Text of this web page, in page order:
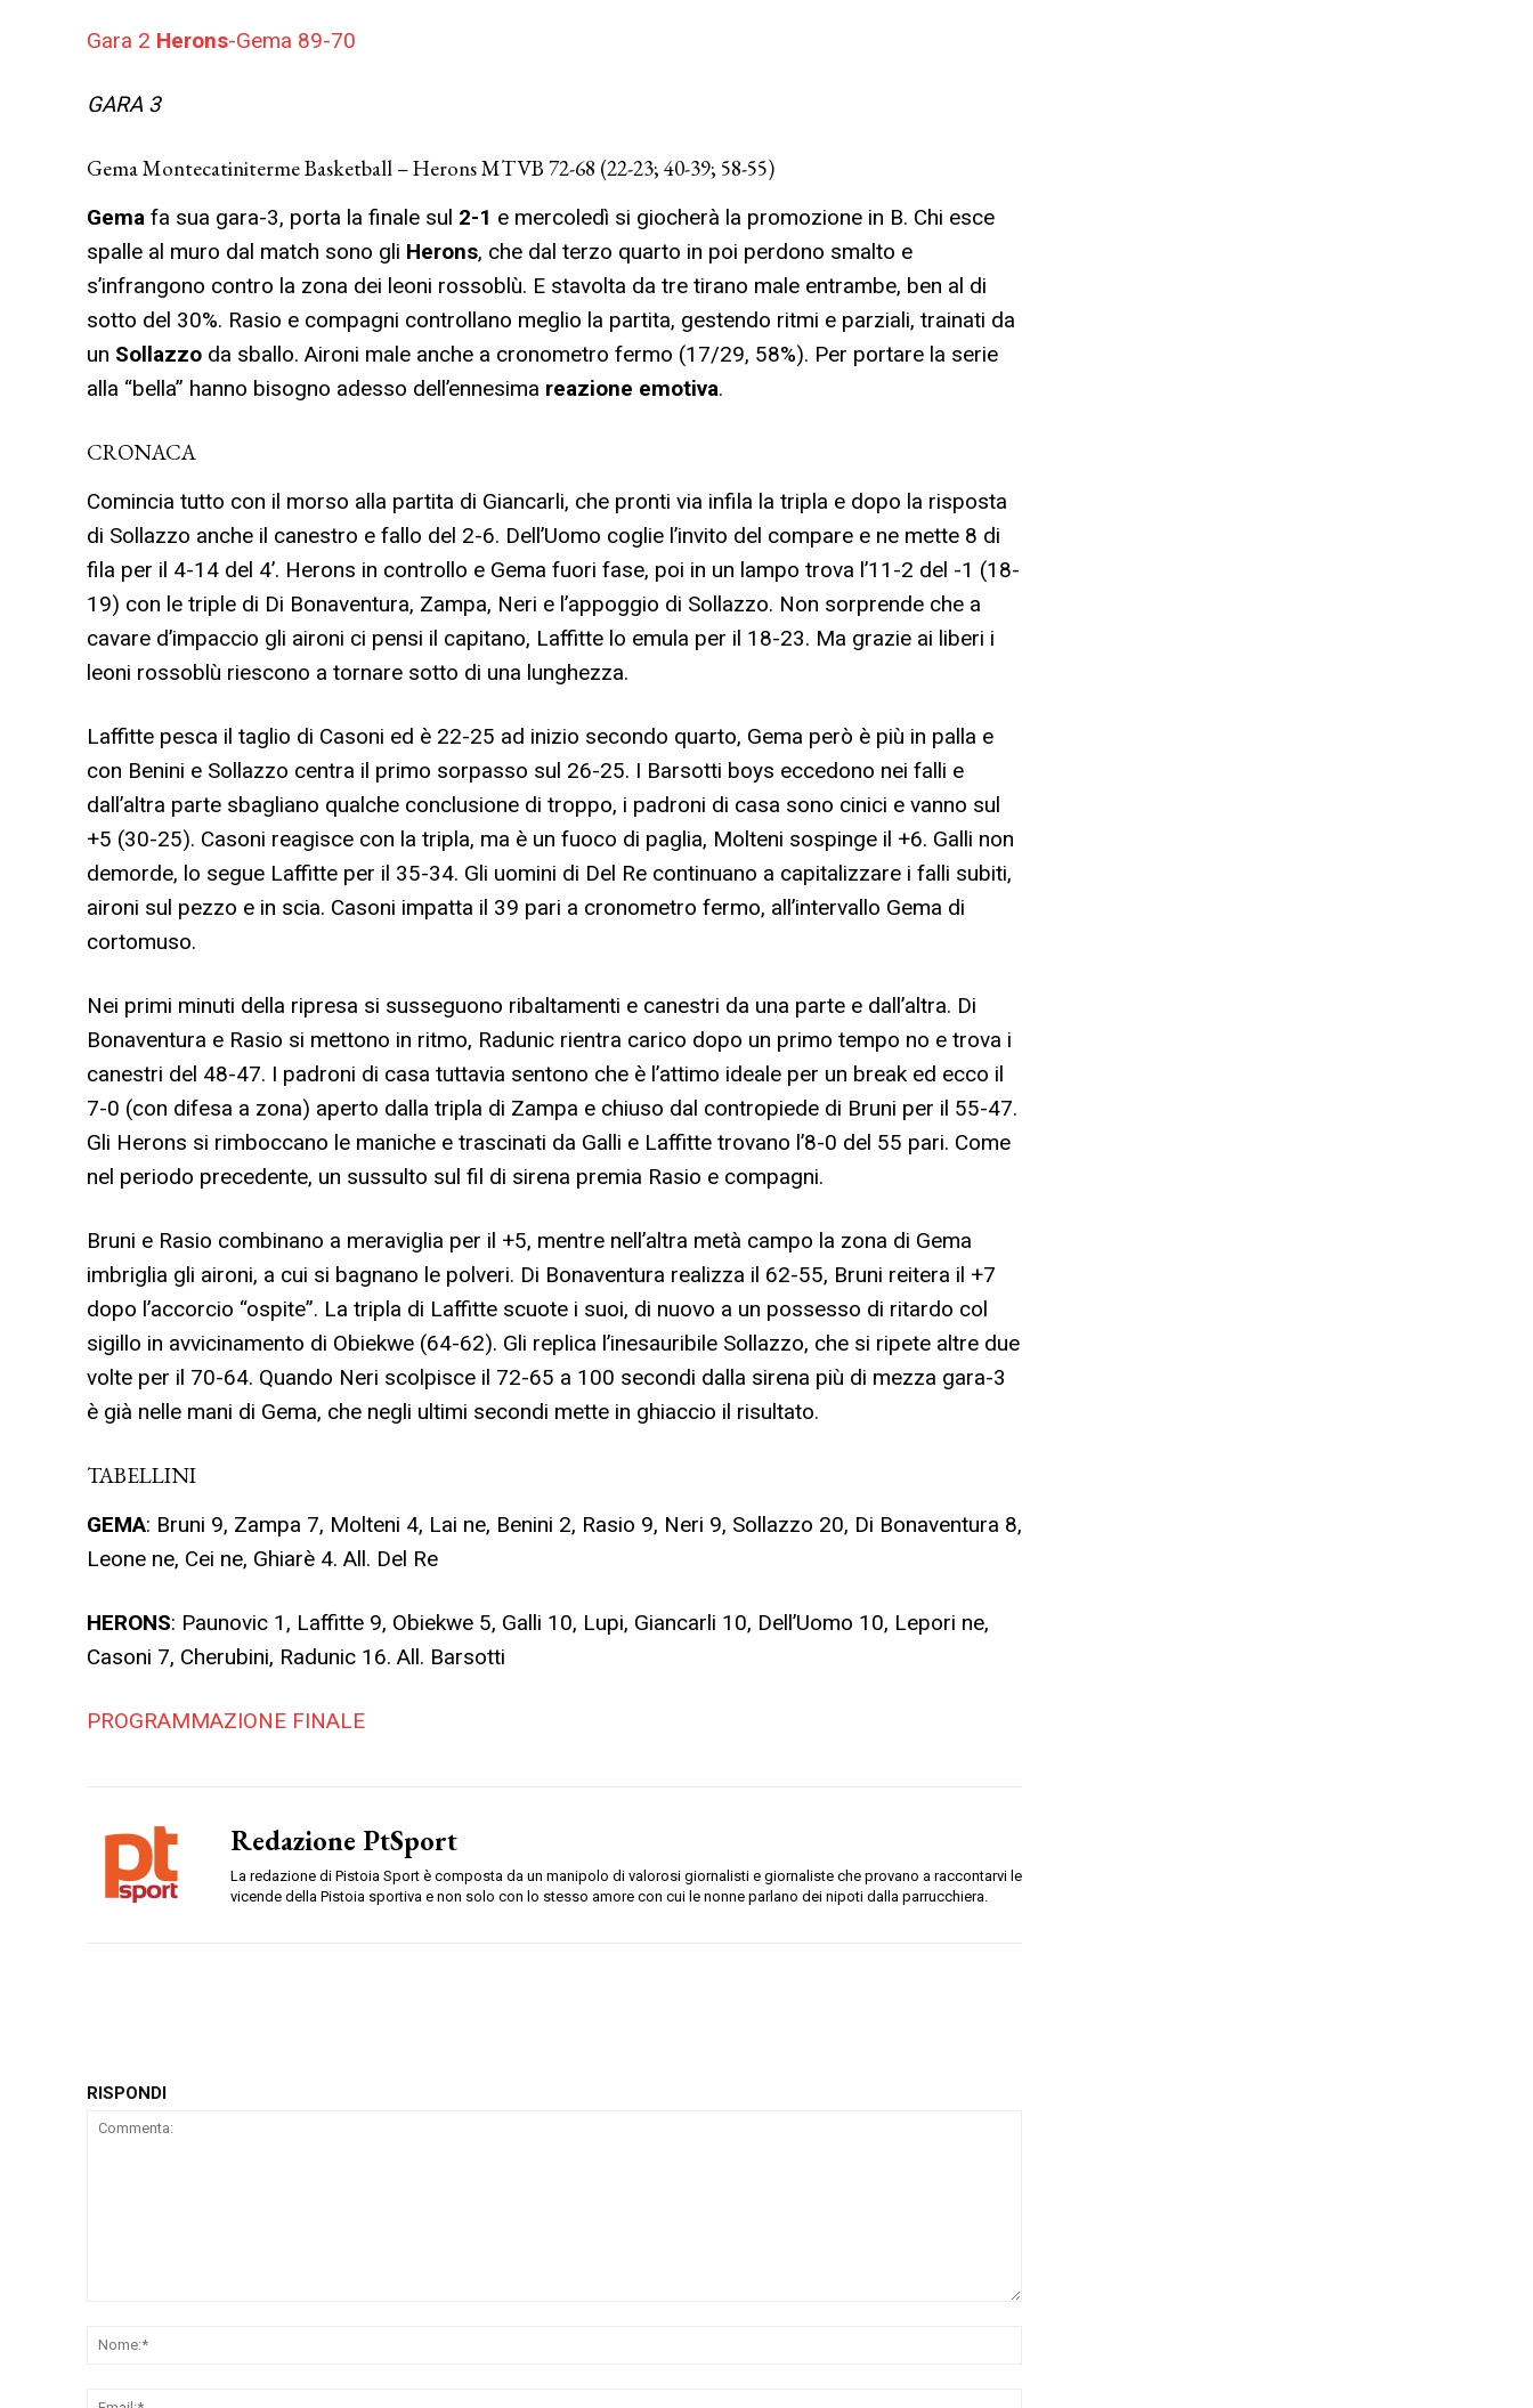
Gara 2 Herons-Gema 89-70
GARA 3
Gema Montecatiniterme Basketball – Herons MTVB 72-68 (22-23; 40-39; 58-55)
Gema fa sua gara-3, porta la finale sul 2-1 e mercoledì si giocherà la promozione in B. Chi esce
spalle al muro dal match sono gli Herons, che dal terzo quarto in poi perdono smalto e
s’infrangono contro la zona dei leoni rossoblù. E stavolta da tre tirano male entrambe, ben al di
sotto del 30%. Rasio e compagni controllano meglio la partita, gestendo ritmi e parziali, trainati da
un Sollazzo da sballo. Aironi male anche a cronometro fermo (17/29, 58%). Per portare la serie
alla “bella” hanno bisogno adesso dell’ennesima reazione emotiva.
CRONACA
Comincia tutto con il morso alla partita di Giancarli, che pronti via infila la tripla e dopo la risposta
di Sollazzo anche il canestro e fallo del 2-6. Dell’Uomo coglie l’invito del compare e ne mette 8 di
fila per il 4-14 del 4’. Herons in controllo e Gema fuori fase, poi in un lampo trova l’11-2 del -1 (18-
19) con le triple di Di Bonaventura, Zampa, Neri e l’appoggio di Sollazzo. Non sorprende che a
cavare d’impaccio gli aironi ci pensi il capitano, Laffitte lo emula per il 18-23. Ma grazie ai liberi i
leoni rossoblù riescono a tornare sotto di una lunghezza.
Laffitte pesca il taglio di Casoni ed è 22-25 ad inizio secondo quarto, Gema però è più in palla e
con Benini e Sollazzo centra il primo sorpasso sul 26-25. I Barsotti boys eccedono nei falli e
dall’altra parte sbagliano qualche conclusione di troppo, i padroni di casa sono cinici e vanno sul
+5 (30-25). Casoni reagisce con la tripla, ma è un fuoco di paglia, Molteni sospinge il +6. Galli non
demorde, lo segue Laffitte per il 35-34. Gli uomini di Del Re continuano a capitalizzare i falli subiti,
aironi sul pezzo e in scia. Casoni impatta il 39 pari a cronometro fermo, all’intervallo Gema di
cortomuso.
Nei primi minuti della ripresa si susseguono ribaltamenti e canestri da una parte e dall’altra. Di
Bonaventura e Rasio si mettono in ritmo, Radunic rientra carico dopo un primo tempo no e trova i
canestri del 48-47. I padroni di casa tuttavia sentono che è l’attimo ideale per un break ed ecco il
7-0 (con difesa a zona) aperto dalla tripla di Zampa e chiuso dal contropiede di Bruni per il 55-47.
Gli Herons si rimboccano le maniche e trascinati da Galli e Laffitte trovano l’8-0 del 55 pari. Come
nel periodo precedente, un sussulto sul fil di sirena premia Rasio e compagni.
Bruni e Rasio combinano a meraviglia per il +5, mentre nell’altra metà campo la zona di Gema
imbriglia gli aironi, a cui si bagnano le polveri. Di Bonaventura realizza il 62-55, Bruni reitera il +7
dopo l’accorcio “ospite”. La tripla di Laffitte scuote i suoi, di nuovo a un possesso di ritardo col
sigillo in avvicinamento di Obiekwe (64-62). Gli replica l’inesauribile Sollazzo, che si ripete altre due
volte per il 70-64. Quando Neri scolpisce il 72-65 a 100 secondi dalla sirena più di mezza gara-3
è già nelle mani di Gema, che negli ultimi secondi mette in ghiaccio il risultato.
TABELLINI
GEMA: Bruni 9, Zampa 7, Molteni 4, Lai ne, Benini 2, Rasio 9, Neri 9, Sollazzo 20, Di Bonaventura 8,
Leone ne, Cei ne, Ghiarè 4. All. Del Re
HERONS: Paunovic 1, Laffitte 9, Obiekwe 5, Galli 10, Lupi, Giancarli 10, Dell’Uomo 10, Lepori ne,
Casoni 7, Cherubini, Radunic 16. All. Barsotti
PROGRAMMAZIONE FINALE
Redazione PtSport
La redazione di Pistoia Sport è composta da un manipolo di valorosi giornalisti e giornaliste che provano a raccontarvi le
vicende della Pistoia sportiva e non solo con lo stesso amore con cui le nonne parlano dei nipoti dalla parrucchiera.
RISPONDI